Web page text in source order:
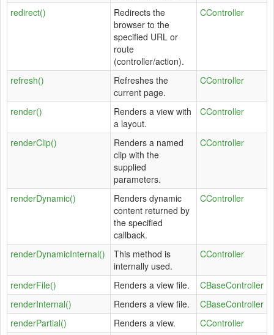
redirect()
Redirects the
browser to the
specified URL or
route
(controller/action).
CController
refresh()
Refreshes the
current page.
CController
render()
Renders a view with
a layout.
CController
renderClip()
Renders a named
clip with the
supplied
parameters.
CController
renderDynamic()
Renders dynamic
content returned by
the specified
callback.
CController
renderDynamicInternal()
This method is
internally used.
CController
renderFile() Renders a view file.
CBaseController
renderInternal()
Renders a view file.
CBaseController
renderPartial()
Renders a view.
CController